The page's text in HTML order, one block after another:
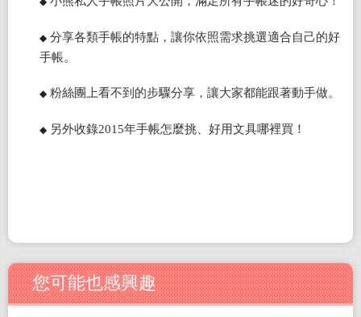
◆ 分享各類手帳的特點，讓你依照需求挑選適合自己的好
手帳。
◆ 粉絲團上看不到的步驟分享，讓大家都能跟著動手做。
◆ 另外收錄2015年手帳怎麼挑、好用文具哪裡買！
您可能也感興趣